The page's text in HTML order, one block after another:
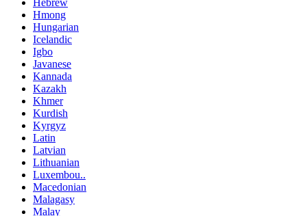
Hebrew
Hmong
Hungarian
Icelandic
Igbo
Javanese
Kannada
Kazakh
Khmer
Kurdish
Kyrgyz
Latin
Latvian
Lithuanian
Luxembou..
Macedonian
Malagasy
Malay